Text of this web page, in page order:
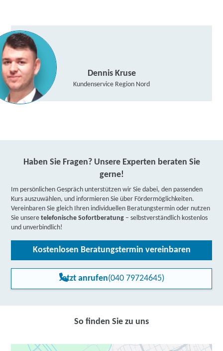
Dennis Kruse
Kundenservice Region Nord
Haben Sie Fragen? Unsere Experten beraten Sie
gerne!
Im persönlichen Gespräch unterstützen wir Sie dabei, den passenden
Kurs auszuwählen, und informieren Sie über Fördermöglichkeiten.
Vereinbaren Sie gleich Ihren individuellen Beratungstermin oder nutzen
Sie unseretelefonische Sofortberatung – selbstverständlich kostenlos
und unverbindlich!
Kostenlosen Beratungstermin vereinbaren
Jetzt anrufen(040 79724645)
So finden Sie zu uns